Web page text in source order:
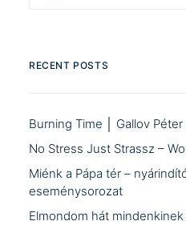
RECENT POSTS
Burning Time │ Gallov
No Stress Just Strassz –
Miénk a Pápa tér –
eseménysorozat
Elmondom hát